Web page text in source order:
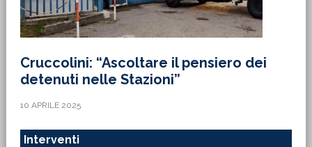
Cruccolini: “Ascoltare il pensiero dei
detenuti nelle Stazioni”
10 APRILE 2025
Interventi